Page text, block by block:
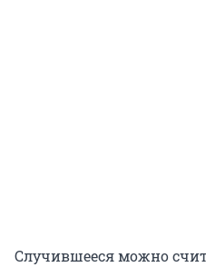
Случившееся можно